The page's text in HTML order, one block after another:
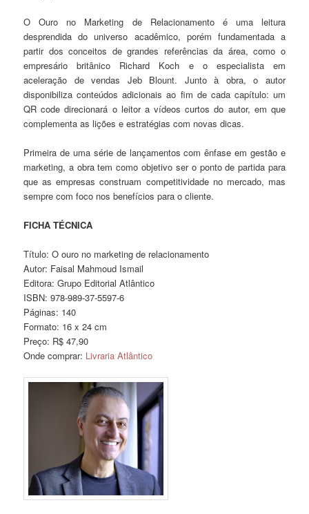
O Ouro no Marketing de Relacionamento é uma leitura
desprendida do universo acadêmico, porém fundamentada a
partir dos conceitos de grandes referências da área, como o
empresário britânico Richard Koch e o especialista em
aceleração de vendas Jeb Blount. Junto à obra, o autor
disponibiliza conteúdos adicionais ao fim de cada capítulo: um
QR code direcionará o leitor a vídeos curtos do autor, em que
complementa as lições e estratégias com novas dicas.
Primeira de uma série de lançamentos com ênfase em gestão e
marketing, a obra tem como objetivo ser o ponto de partida para
que as empresas construam competitividade no mercado, mas
sempre com foco nos benefícios para o cliente.
FICHA TÉCNICA
Título: O ouro no marketing de relacionamento
Autor: Faisal Mahmoud Ismail
Editora: Grupo Editorial Atlântico
ISBN: 978-989-37-5597-6
Páginas: 140
Formato: 16 x 24 cm
Preço: R$ 47,90
Onde comprar: Livraria Atlântico